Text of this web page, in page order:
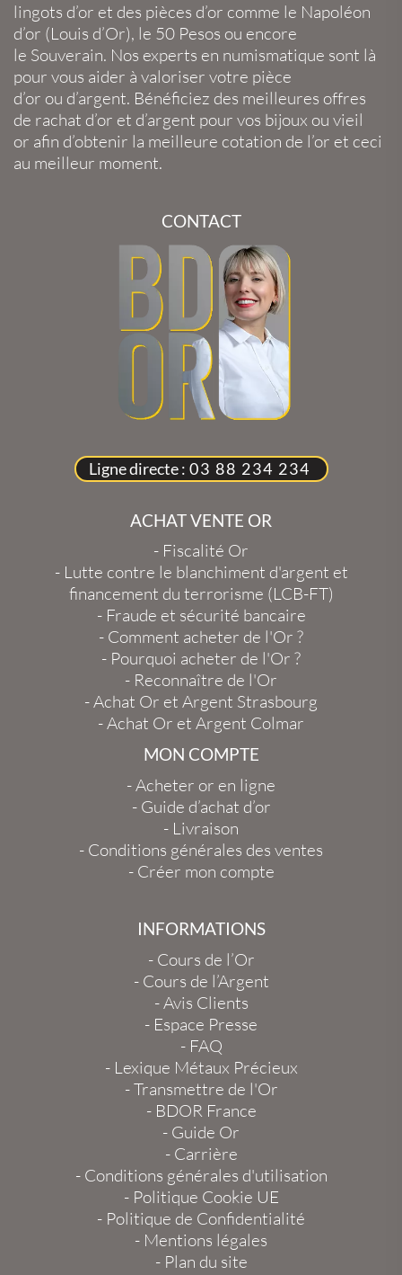
lingots d’or et des pièces d’or comme le Napoléon
d’or (Louis d’Or), le 50 Pesos ou encore
le Souverain. Nos experts en numismatique sont là
pour vous aider à valoriser votre pièce
d’or ou d’argent. Bénéficiez des meilleures offres
de rachat d’or et d’argent pour vos bijoux ou vieil
or afin d’obtenir la meilleure cotation de l’or et ceci
au meilleur moment.
CONTACT
Ligne directe : 03 88 234 234
ACHAT VENTE OR
- Fiscalité Or
- Lutte contre le blanchiment d'argent et
financement du terrorisme (LCB-FT)
- Fraude et sécurité bancaire
- Comment acheter de l'Or ?
- Pourquoi acheter de l'Or ?
- Reconnaître de l'Or
-Achat Or et Argent Strasbourg
-Achat Or et Argent Colmar
MON COMPTE
-Acheter or en ligne
- Guide d’achat d’or
- Livraison
- Conditions générales des ventes
- Créer mon compte
INFORMATIONS
- Cours de l’Or
- Cours de l’Argent
-Avis Clients
- Espace Presse
- FAQ
- Lexique Métaux Précieux
-Transmettre de l'Or
- BDOR France
- Guide Or
- Carrière
- Conditions générales d'utilisation
- Politique Cookie UE
- Politique de Confidentialité
- Mentions légales
- Plan du site